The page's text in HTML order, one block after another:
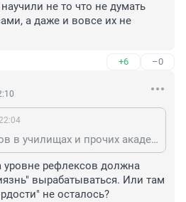
не то что не думать
а даже и вовсе их не
+6 –0
Кадровых офицеров в училищах и прочих академиях неплохо научили не то что не думать над такими эксцессами, а даже и вовсе их не замечать.
уровне рефлексов должна
вырабатываться. Или там
не осталось?